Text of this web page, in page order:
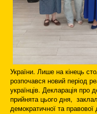
України. Лише на кінець
розпочався новий період
українців. Декларація про
прийнята цього дня,
демократичної та